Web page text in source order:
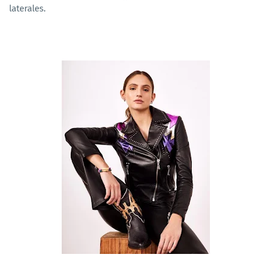
laterales.